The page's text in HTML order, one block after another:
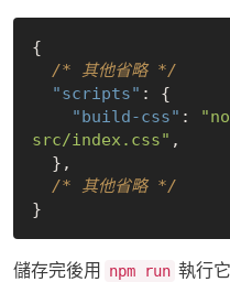
{
/* 其他省略 */
"scripts" : {
"build-css" :
src/index.css" ,
/* 其他省略 */
儲存完後用 npm run 執行它